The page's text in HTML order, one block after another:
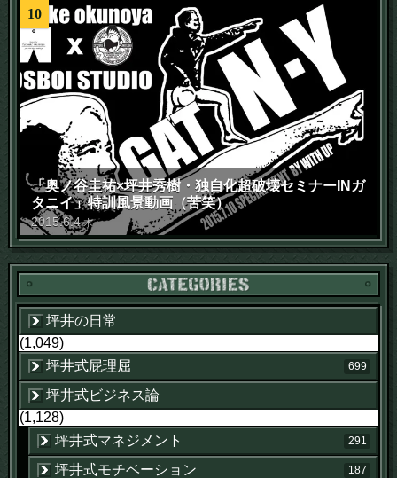
10
「奥ノ谷圭祐×坪井秀樹・独自化超破壊セミナーINガ
タニイ」特訓風景動画（苦笑）
2015.6.4 木
坪井の日常
(1,049)
坪井式屁理屈
699
坪井式ビジネス論
(1,128)
坪井式マネジメント
291
坪井式モチベーション 187